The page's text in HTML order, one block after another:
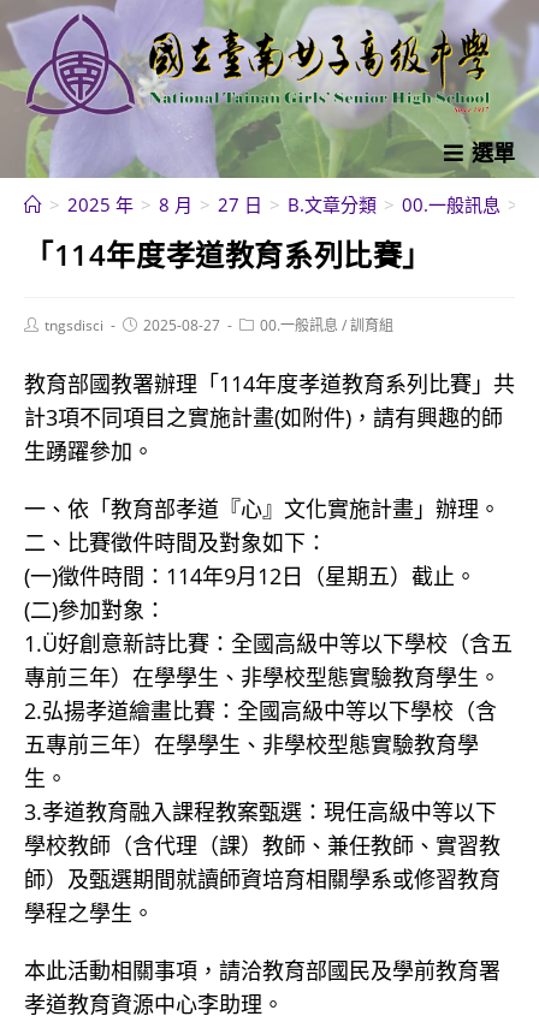
跳
轉
至
內
選單
> 2025 年 > 8 月 > 27 日 > B.文章分類 > 00.一般訊息 >
「114年度孝道教育系列比賽」
Posttngsdisci
Post2025-08-27
Post00.一般訊息 /訓育組
教育部國教署辦理「114年度孝道教育系列比賽」共
計3項不同項目之實施計畫(如附件)，請有興趣的師
生踴躍參加。
一、依「教育部孝道『心』文化實施計畫」辦理。
二、比賽徵件時間及對象如下：
(一)徵件時間：114年9月12日（星期五）截止。
(二)參加對象：
1.Ü好創意新詩比賽：全國高級中等以下學校（含五
專前三年）在學學生、非學校型態實驗教育學生。
2.弘揚孝道繪畫比賽：全國高級中等以下學校（含
五專前三年）在學學生、非學校型態實驗教育學
生。
3.孝道教育融入課程教案甄選：現任高級中等以下
學校教師（含代理（課）教師、兼任教師、實習教
師）及甄選期間就讀師資培育相關學系或修習教育
學程之學生。
本此活動相關事項，請洽教育部國民及學前教育署
孝道教育資源中心李助理。